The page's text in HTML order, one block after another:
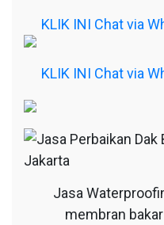
KLIK INI Chat via
KLIK INI Chat via
Jasa
membran bakar